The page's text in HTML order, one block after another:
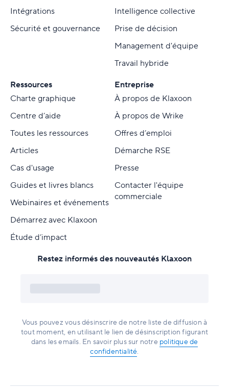
Intégrations
Sécurité et gouvernance
Intelligence collective
Prise de décision
Management d'équipe
Travail hybride
Ressources
Charte graphique
Centre d’aide
Toutes les ressources
Articles
Cas d'usage
Guides et livres blancs
Webinaires et événements
Démarrez avec Klaxoon
Étude d’impact
Entreprise
À propos de Klaxoon
À propos de Wrike
Offres d’emploi
Démarche RSE
Presse
Contacter l'équipe
commerciale
Restez informés des nouveautés Klaxoon
Vous pouvez vous désinscrire de notre liste de diffusion à
tout moment, en utilisant le lien de désinscription figurant
dans les emails. En savoir plus sur notre politique de
confidentialité.